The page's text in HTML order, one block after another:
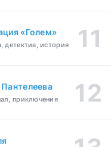
«Голем»
детектив, история
приключения